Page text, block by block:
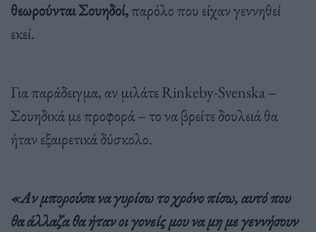
θεωρούνται Σουηδοί,παρόλο που είχαν γεννηθεί
εκεί.
Για παράδειγμα, αν μιλάτε Rinkeby-Svenska –
Σουηδικά με προφορά – το να βρείτε δουλειά θα
ήταν εξαιρετικά δύσκολο.
«Αν μπορούσα να γυρίσω το χρόνο πίσω, αυτό που
θα άλλαζα θα ήταν οι γονείς μου να μη με γεννήσουν